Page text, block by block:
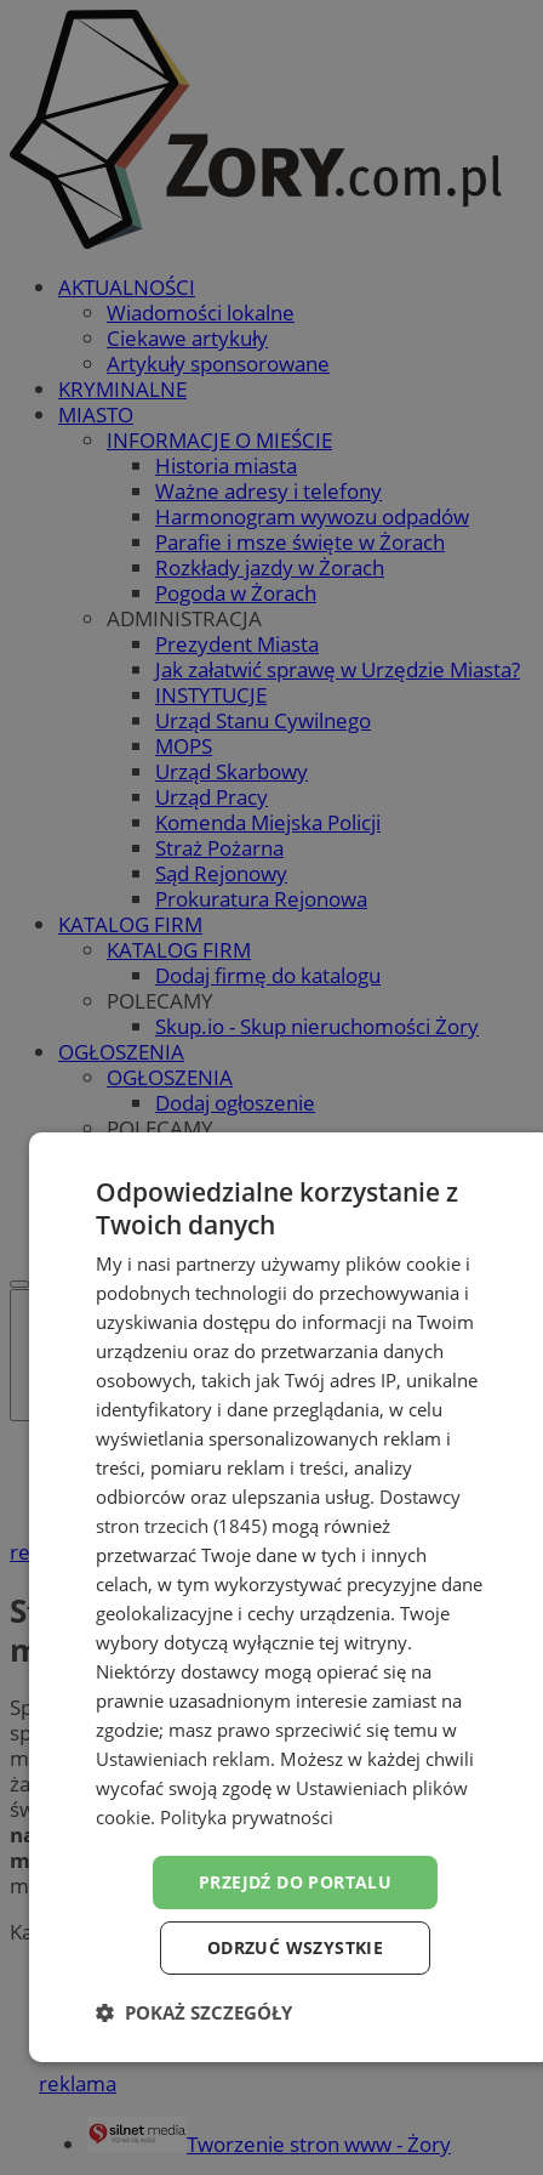
AKTUALNOŚCI
Wiadomości lokalne
Ciekawe artykuły
Artykuły sponsorowane
KRYMINALNE
MIASTO
INFORMACJE O MIEŚCIE
Historia miasta
Ważne adresy i telefony
Harmonogram wywozu odpadów
Parafie i msze święte w Żorach
Rozkłady jazdy w Żorach
Pogoda w Żorach
ADMINISTRACJA
Prezydent Miasta
Jak załatwić sprawę w Urzędzie Miasta?
INSTYTUCJE
Urząd Stanu Cywilnego
MOPS
Urząd Skarbowy
Urząd Pracy
Komenda Miejska Policji
Straż Pożarna
Sąd Rejonowy
Prokuratura Rejonowa
KATALOG FIRM
KATALOG FIRM
Dodaj firmę do katalogu
POLECAMY
Skup.io - Skup nieruchomości Żory
OGŁOSZENIA
OGŁOSZENIA
Dodaj ogłoszenie
POLECAMY
Pracuj.pl - praca w Żorach
REKLAMA
WSPÓŁPRACA
Katalog firm
Moda, Uroda
Styliści, wizażyści, projektanci mody
reklama
Styliści, wizażyści, projektanci
mody
Sprawdź profesjonalnych stylistów i wizażystów ,
specjalizujących się w zakresieurodyisylwetki
mieście Żory, przed którymi trendy modowe nie mają
żadnych tajemnic. Sprawdź, które firmy w Żorach
świadczą kompleksowe kreowanie wizerunku. Poznaj
najlepszych stylistów, wizażystów i projektantów
mody
w okolicy Żor i ciesz się pięknie dobranym
makijażem, fryzurą i stylizacją.
Kategoria nie zawiera żadnych prezentacji firm.
Pozostałe firmy w kategorii
reklama
Tworzenie stron www - Żory
Odpowiedzialne korzystanie z
Twoich danych
My i nasi partnerzy używamy plików cookie i
podobnych technologii do przechowywania i
uzyskiwania dostępu do informacji na Twoim
urządzeniu oraz do przetwarzania danych
osobowych, takich jak Twój adres IP, unikalne
identyfikatory i dane przeglądania, w celu
wyświetlania spersonalizowanych reklam i
treści, pomiaru reklam i treści, analizy
odbiorców oraz ulepszania usług. Dostawcy
stron trzecich (1845) mogą również
przetwarzać Twoje dane w tych i innych
celach, w tym wykorzystywać precyzyjne dane
geolokalizacyjne i cechy urządzenia. Twoje
wybory dotyczą wyłącznie tej witryny.
Niektórzy dostawcy mogą opierać się na
prawnie uzasadnionym interesie zamiast na
zgodzie; masz prawo sprzeciwić się temu w
Ustawieniach reklam. Możesz w każdej chwili
wycofać swoją zgodę w Ustawieniach plików
cookie. Polityka prywatności
PRZEJDŹ DO PORTALU
ODRZUĆ WSZYSTKIE
POKAŻ SZCZEGÓŁY
Niezbędne Wydajność Targetowanie
Funkcjonalność Niesklasyfikowane